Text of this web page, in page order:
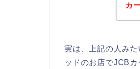
カ
実は、上記の人み
ッドのお店でJCBカ